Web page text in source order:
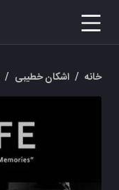
خانه / اشکان خطیبی /